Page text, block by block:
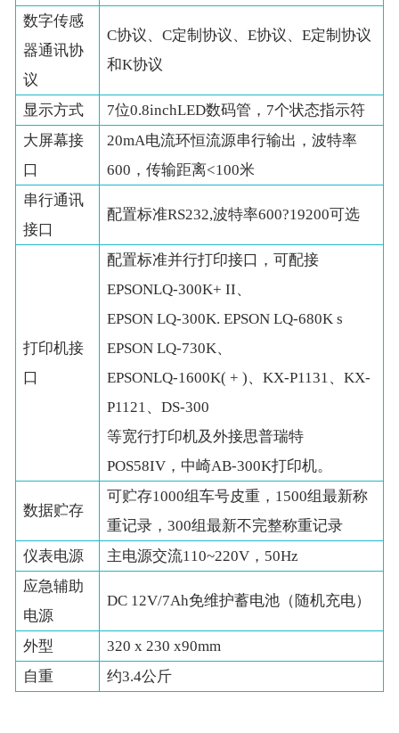
数字传感
器通讯协
议
C协议、C定制协议、E协议、E定制协议
和K协议
显示方式
7位0.8inchLED数码管，7个状态指示符
大屏幕接
口
20mA电流环恒流源串行输出，波特率
600，传输距离<100米
串行通讯
接口
配置标准RS232,波特率600?19200可选
打印机接
口
配置标准并行打印接口，可配接
EPSONLQ-300K+ II、
EPSON LQ-300K. EPSON LQ-680K s
EPSON LQ-730K、
EPSONLQ-1600K( + )、KX-P1131、KX-
P1121、DS-300
等宽行打印机及外接思普瑞特
POS58IV，中崎AB-300K打印机。
数据贮存
可贮存1000组车号皮重，1500组最新称
重记录，300组最新不完整称重记录
仪表电源
主电源交流110~220V，50Hz
应急辅助
电源
DC 12V/7Ah免维护蓄电池（随机充电）
外型
320 x 230 x90mm
自重
约3.4公斤